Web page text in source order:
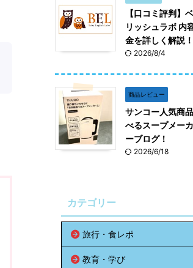
【口コミ評判】
リッシュラボ 内
金を詳しく解説！
2026/8/4
商品レビュー
サンコー人気商
べるスープメー
ーブログ！
2026/6/18
カテゴリー
旅行・食レポ
教育・学び